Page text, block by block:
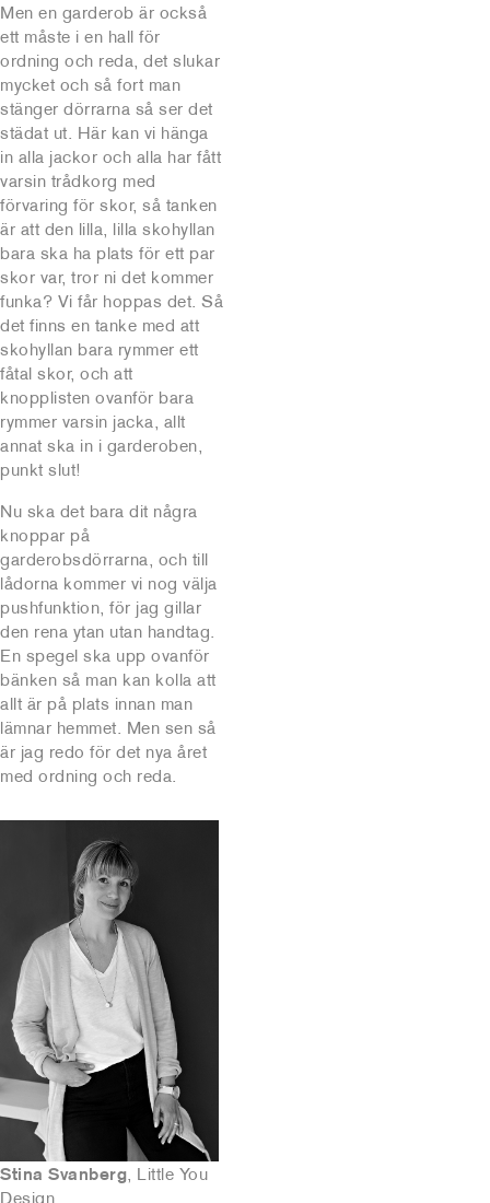
Men en garderob är också
ett måste i en hall för
ordning och reda, det slukar
mycket och så fort man
stänger dörrarna så ser det
städat ut. Här kan vi hänga
in alla jackor och alla har fått
varsin trådkorg med
förvaring för skor, så tanken
är att den lilla, lilla skohyllan
bara ska ha plats för ett par
skor var, tror ni det kommer
funka? Vi får hoppas det. Så
det finns en tanke med att
skohyllan bara rymmer ett
fåtal skor, och att
knopplisten ovanför bara
rymmer varsin jacka, allt
annat ska in i garderoben,
punkt slut!
Nu ska det bara dit några
knoppar på
garderobsdörrarna, och till
lådorna kommer vi nog välja
pushfunktion, för jag gillar
den rena ytan utan handtag.
En spegel ska upp ovanför
bänken så man kan kolla att
allt är på plats innan man
lämnar hemmet. Men sen så
är jag redo för det nya året
med ordning och reda.
Stina Svanberg, Little You
Design